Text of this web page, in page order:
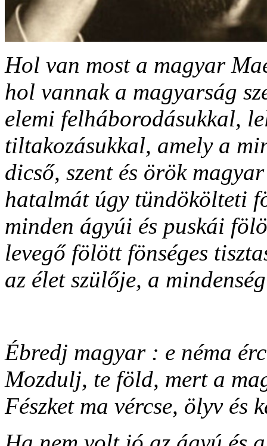
Hol van most a magyar
hol vannak a magyarság
elemi felháborodásukkal,
tiltakozásukkal, amely a
dicső, szent és örök
hatalmát úgy tündökölteti
minden ágyúi és puskái
levegő fölött fönséges
az élet szülője, a
Ébredj magyar : e néma
Mozdulj, te föld, mert a
Fészket ma vércse, ölyv és